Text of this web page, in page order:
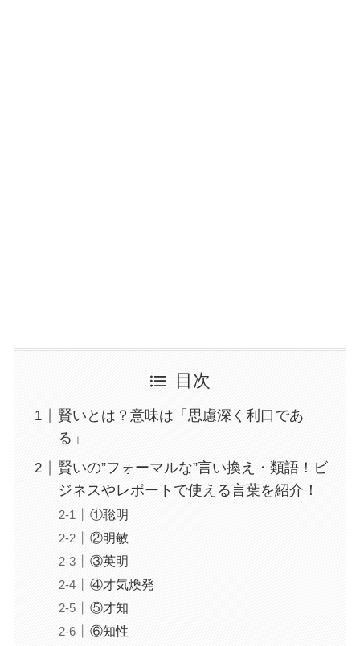
目次
賢いとは？意味は「思慮深く利口であ
る」
賢いの”フォーマルな”言い換え・類語！ビ
ジネスやレポートで使える言葉を紹介！
①聡明
②明敏
③英明
④才気煥発
⑤才知
⑥知性